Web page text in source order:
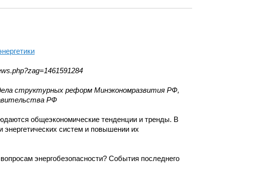
структурных реформ Минэкономразвития РФ,
РФ
общеэкономические тенденции и тренды. В
энергетических систем и повышении их
энергобезопасности? События последнего